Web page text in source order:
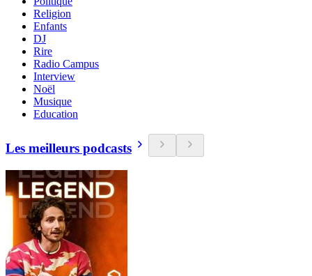
Religion
Enfants
DJ
Rire
Radio Campus
Interview
Noël
Musique
Education
Les meilleurs podcasts